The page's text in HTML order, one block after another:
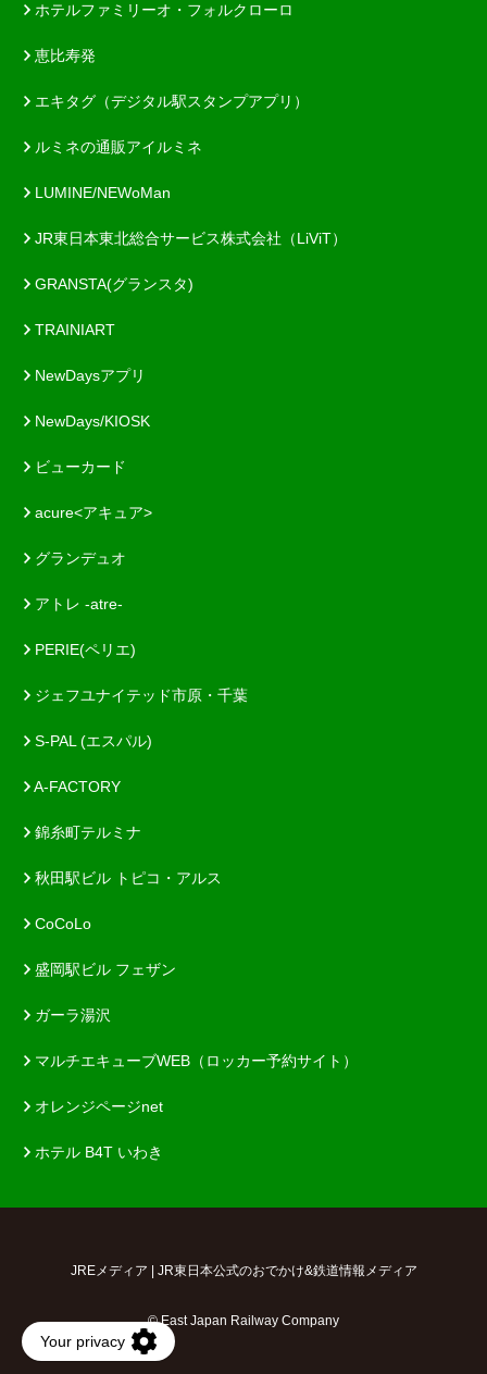
ホテルファミリーオ・フォルクローロ
恵比寿発
エキタグ（デジタル駅スタンプアプリ）
ルミネの通販アイルミネ
LUMINE/NEWoMan
JR東日本東北総合サービス株式会社（LiViT）
GRANSTA(グランスタ)
TRAINIART
NewDaysアプリ
NewDays/KIOSK
ビューカード
acure<アキュア>
グランデュオ
アトレ -atre-
PERIE(ペリエ)
ジェフユナイテッド市原・千葉
S-PAL (エスパル)
A-FACTORY
錦糸町テルミナ
秋田駅ビル トピコ・アルス
CoCoLo
盛岡駅ビル フェザン
ガーラ湯沢
マルチエキューブWEB（ロッカー予約サイト）
オレンジページnet
ホテル B4T いわき
JREメディア | JR東日本公式のおでかけ&鉄道情報メディア
© East Japan Railway Company